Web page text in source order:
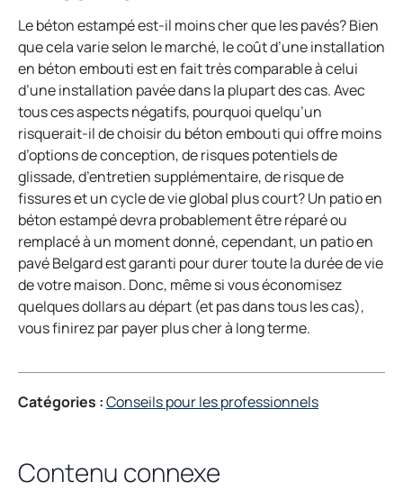
e
w
a
n
e
w
t
a
b
n
a
n
e
w
t
a
b
Le béton estampé est-il moins cher que les pavés? Bien
que cela varie selon le marché, le coût d’une installation
en béton embouti est en fait très comparable à celui
d’une installation pavée dans la plupart des cas. Avec
tous ces aspects négatifs, pourquoi quelqu’un
risquerait-il de choisir du béton embouti qui offre moins
d’options de conception, de risques potentiels de
glissade, d’entretien supplémentaire, de risque de
fissures et un cycle de vie global plus court? Un patio en
béton estampé devra probablement être réparé ou
remplacé à un moment donné, cependant, un patio en
pavé Belgard est garanti pour durer toute la durée de vie
de votre maison. Donc, même si vous économisez
quelques dollars au départ (et pas dans tous les cas),
vous finirez par payer plus cher à long terme.
Catégories :Conseils pour les professionnels
Contenu connexe